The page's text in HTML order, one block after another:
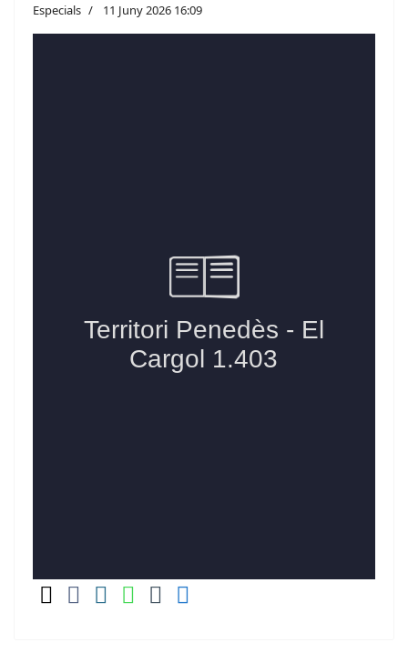
Especials 11 Juny 2026 16:09